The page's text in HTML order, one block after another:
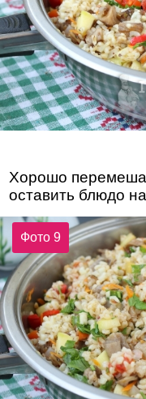
Хорошо
оставить блюдо
Фото 9